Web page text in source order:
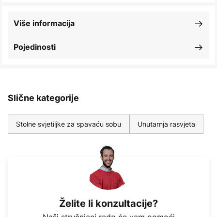
Pojedinosti
Više informacija
Slične kategorije
Stolne svjetiljke za spavaću sobu Unutarnja rasvjeta
Želite li konzultacije?